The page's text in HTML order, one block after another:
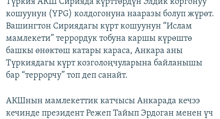
Түркия АКШ Сирияда күрттөрдүн Элдик коргонуу
кошуунун (YPG) колдогонуна нааразы болуп жүрөт.
Вашингтон Сириядагы күрт кошуунун “Ислам
мамлекети” террордук тобуна каршы күрөштө
башкы өнөктөш катары караса, Анкара аны
Түркиядагы күрт козголоңчуларына байланышы
бар “террорчу” топ деп санайт.
АКШнын мамлекеттик катчысы Анкарада кечээ
кечинде президент Режеп Тайып Эрдоган менен үч